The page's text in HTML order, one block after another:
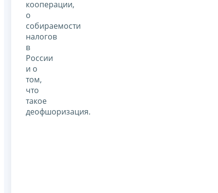
кооперации,
о
собираемости
налогов
в
России
и о
том,
что
такое
деофшоризация.